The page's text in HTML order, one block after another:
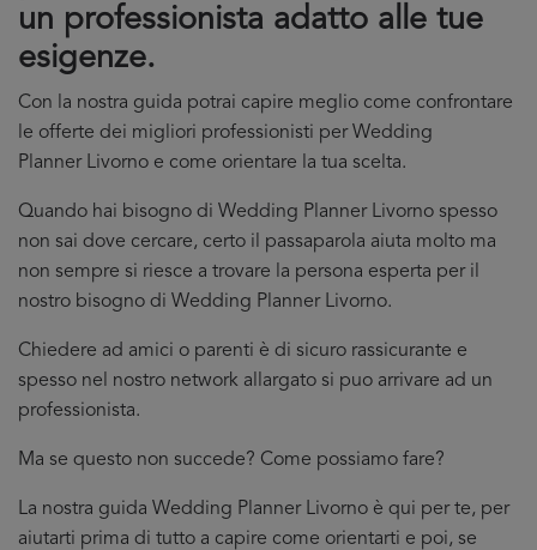
un professionista adatto alle tue
esigenze.
Con la nostra guida potrai capire meglio come confrontare
le offerte dei migliori professionisti per Wedding
Planner Livorno e come orientare la tua scelta.
Quando hai bisogno di Wedding Planner Livorno spesso
non sai dove cercare, certo il passaparola aiuta molto ma
non sempre si riesce a trovare la persona esperta per il
nostro bisogno di Wedding Planner Livorno.
Chiedere ad amici o parenti è di sicuro rassicurante e
spesso nel nostro network allargato si puo arrivare ad un
professionista.
Ma se questo non succede? Come possiamo fare?
La nostra guida Wedding Planner Livorno è qui per te, per
aiutarti prima di tutto a capire come orientarti e poi, se